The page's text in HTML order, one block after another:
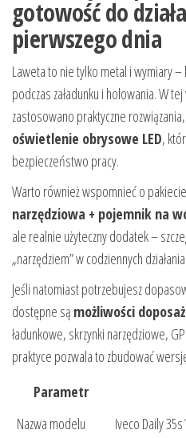
gotowość do
pierwszego dnia
Laweta to nie tylko metal i wymiary
podczas załadunku i holowania. W
zastosowano praktyczne
oświetlenie obrysowe LED,
bezpieczeństwo pracy.
Warto również wspomnieć o pakiecie
narzędziowa + pojemnik na
ale realnie użyteczny dodatek –
„narzędziem” w codziennych
Jeśli natomiast potrzebujesz
dostępne są możliwości
ładunkowe, skrzynki narzędziowe,
praktyce pozwala to zbudować
Parametr
Nazwa modelu
Iveco Daily